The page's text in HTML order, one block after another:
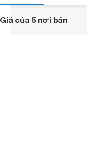
Giá của 5 nơi bán